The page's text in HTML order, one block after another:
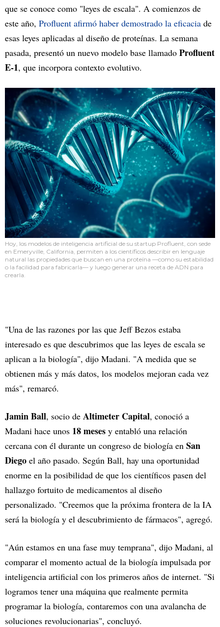
que se conoce como "leyes de escala". A comienzos de
este año, Profluent afirmó haber demostrado la eficacia de
esas leyes aplicadas al diseño de proteínas. La semana
pasada, presentó un nuevo modelo base llamado Profluent
E-1, que incorpora contexto evolutivo.
Hoy, los modelos de inteligencia artificial de su startup Profluent, con sede
en Emeryville, California, permiten a los científicos describir en lenguaje
natural las propiedades que buscan en una proteína —como su estabilidad
o la facilidad para fabricarla— y luego generar una receta de ADN para
crearla.
"Una de las razones por las que Jeff Bezos estaba
interesado es que descubrimos que las leyes de escala se
aplican a la biología", dijo Madani. "A medida que se
obtienen más y más datos, los modelos mejoran cada vez
más", remarcó.
Jamin Ball, socio de Altimeter Capital, conoció a
Madani hace unos 18 meses y entabló una relación
cercana con él durante un congreso de biología en San
Diego el año pasado. Según Ball, hay una oportunidad
enorme en la posibilidad de que los científicos pasen del
hallazgo fortuito de medicamentos al diseño
personalizado. "Creemos que la próxima frontera de la IA
será la biología y el descubrimiento de fármacos", agregó.
"Aún estamos en una fase muy temprana", dijo Madani, al
comparar el momento actual de la biología impulsada por
inteligencia artificial con los primeros años de internet. "Si
logramos tener una máquina que realmente permita
programar la biología, contaremos con una avalancha de
soluciones revolucionarias", concluyó.